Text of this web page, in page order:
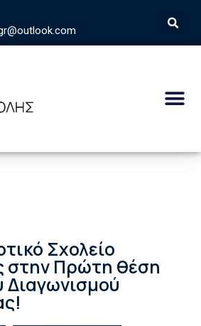
Σχολείο
στην Πρώτη θέση
Διαγωνισμού